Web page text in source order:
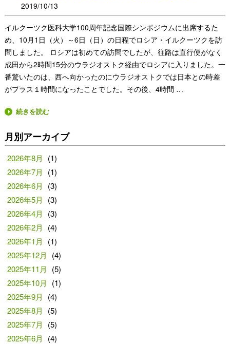
2019/10/13
イルクーツク医科大学100周年記念国際シンポジウムに出席するた
め、10月1日（火）～6日（日）の日程でロシア・イルクーツクを訪
問しました。 ロシアは初めての訪問でしたが、往路は直行便がなく
成田から2時間15分のウラジオストク経由でロシアに入りました。一
番驚いたのは、西へ向かったのにウラジオストクでは日本との時差
がプラス１時間になったことでした。その後、4時間 …
続きを読む
月別アーカイブ
2026年8月
(1)
2026年7月
(1)
2026年6月
(3)
2026年5月
(3)
2026年4月
(3)
2026年2月
(4)
2026年1月
(1)
2025年12月
(4)
2025年11月
(5)
2025年10月
(1)
2025年9月
(4)
2025年8月
(5)
2025年7月
(5)
2025年6月
(4)